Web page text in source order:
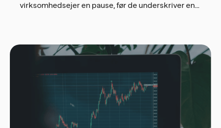
virksomhedsejer en pause, før de underskriver en...